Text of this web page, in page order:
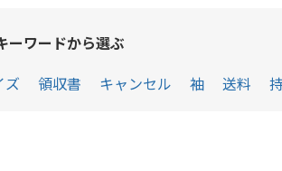
ーワードから選ぶ
ズ 領収書 キャンセル 袖 送料